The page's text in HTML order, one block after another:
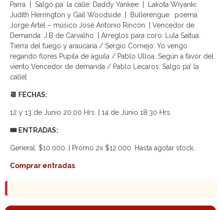
Parra | Salgo pa´ la calle: Daddy Yankee | Lakota Wiyanki:
Judith Herrington y Gail Woodside | Bullerengue: poema
Jorge Artel – músico José Antonio Rincón | Vencedor de
Demanda: J.B de Carvalho [ Arreglos para coro: Lula Saitua:
Tierra del fuego y araucaria / Sergio Cornejo: Yo vengo
regando flores Pupila de águila / Pablo Ulloa: Según a favor del
viento Vencedor de demanda / Pablo Lecaros: Salgo pa’ la
calle]
📆 FECHAS:
12 y 13 de Junio 20:00 Hrs. | 14 de Junio 18:30 Hrs.
🎟 ENTRADAS:
General: $10.000. | Promo 2x $12.000. Hasta agotar stock.
Comprar entradas